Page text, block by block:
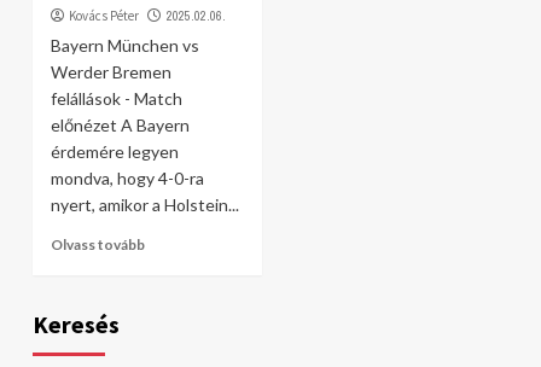
Kovács Péter 2025.02.06.
Bayern München vs
Werder Bremen
felállások - Match
előnézet A Bayern
érdemére legyen
mondva, hogy 4-0-ra
nyert, amikor a Holstein...
Olvass tovább
Keresés